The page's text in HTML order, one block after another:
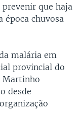
que haja
época chuvosa
malária em
provincial do
Martinho
desde